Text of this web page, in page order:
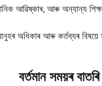
আৱিষ্কাৰ, আৰু অন্যান্য
অধিকাৰ আৰু কৰ্তব্যৰ
বর্তমান সময়ৰ